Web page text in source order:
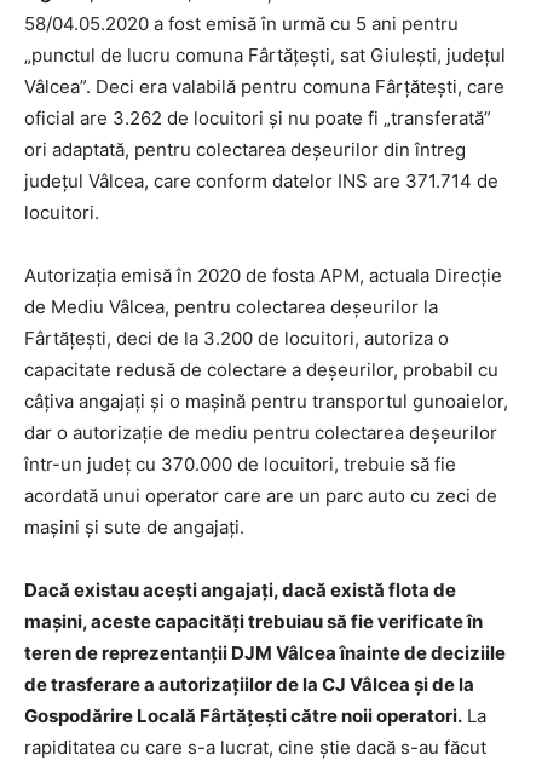
58/04.05.2020 a fost emisă în urmă cu 5 ani pentru
„punctul de lucru comuna Fârtățești, sat Giulești, județul
Vâlcea”. Deci era valabilă pentru comuna Fârțătești, care
oficial are 3.262 de locuitori și nu poate fi „transferată”
ori adaptată, pentru colectarea deșeurilor din întreg
județul Vâlcea, care conform datelor INS are 371.714 de
locuitori.
Autorizația emisă în 2020 de fosta APM, actuala Direcție
de Mediu Vâlcea, pentru colectarea deșeurilor la
Fârtățești, deci de la 3.200 de locuitori, autoriza o
capacitate redusă de colectare a deșeurilor, probabil cu
câțiva angajați și o mașină pentru transportul gunoaielor,
dar o autorizație de mediu pentru colectarea deșeurilor
într-un județ cu 370.000 de locuitori, trebuie să fie
acordată unui operator care are un parc auto cu zeci de
mașini și sute de angajați.
Dacă existau acești angajați, dacă există flota de
mașini, aceste capacități trebuiau să fie verificate în
teren de reprezentanții DJM Vâlcea înainte de deciziile
de trasferare a autorizațiilor de la CJ Vâlcea și de la
Gospodărire Locală Fârtățești către noii operatori. La
rapiditatea cu care s-a lucrat, cine știe dacă s-au făcut